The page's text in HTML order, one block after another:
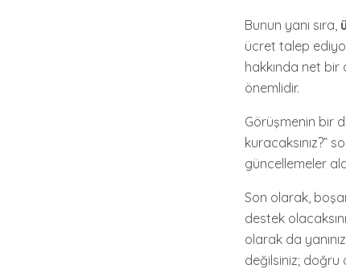
Bunun yanı sıra,
ücret talep
hakkında net bir
önemlidir.
Görüşmenin bir
kuracaksınız?”
güncellemeler
Son olarak,
destek
olarak da
değilsiniz; doğru